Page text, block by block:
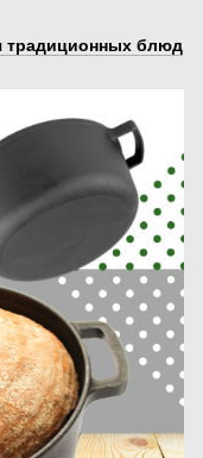
традиционных блюд